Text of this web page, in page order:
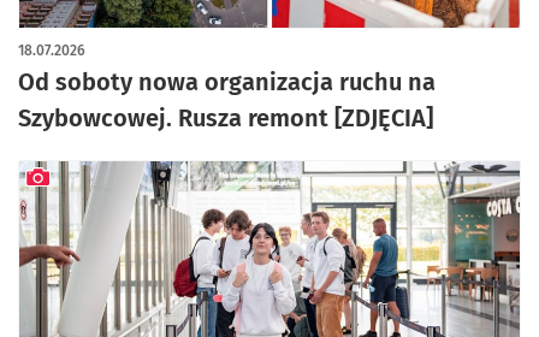
Od soboty nowa organizacja ruchu na
Szybowcowej. Rusza remont [ZDJĘCIA]
18.07.2026
artykuł z galerią zdjęć